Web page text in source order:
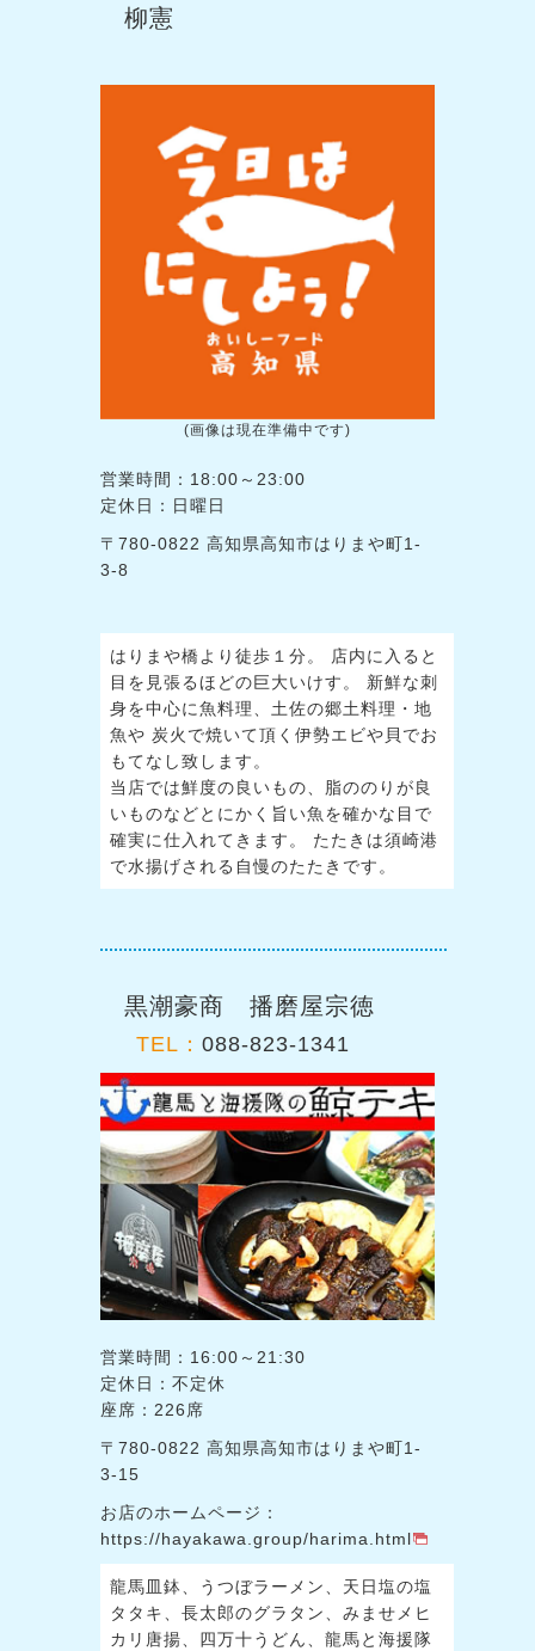
柳憲
(画像は現在準備中です)
営業時間：18:00～23:00
定休日：日曜日
〒780-0822 高知県高知市はりまや町1-
3-8
はりまや橋より徒歩１分。 店内に入ると
目を見張るほどの巨大いけす。 新鮮な刺
身を中心に魚料理、土佐の郷土料理・地
魚や 炭火で焼いて頂く伊勢エビや貝でお
もてなし致します。
当店では鮮度の良いもの、脂ののりが良
いものなどとにかく旨い魚を確かな目で
確実に仕入れてきます。 たたきは須崎港
で水揚げされる自慢のたたきです。
黒潮豪商 播磨屋宗徳
TEL： 088-823-1341
営業時間：16:00～21:30
定休日：不定休
座席：226席
〒780-0822 高知県高知市はりまや町1-
3-15
お店のホームページ：
https://hayakawa.group/harima.html
龍馬皿鉢、うつぼラーメン、天日塩の塩
タタキ、長太郎のグラタン、みませメヒ
カリ唐揚、四万十うどん、龍馬と海援隊